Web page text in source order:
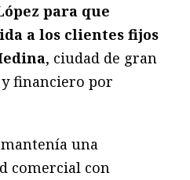
para que
a los clientes fijos
, ciudad de gran
financiero por
una
comercial con